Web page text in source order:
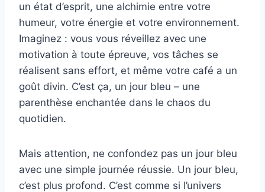
un état d’esprit, une alchimie entre votre
humeur, votre énergie et votre environnement.
Imaginez : vous vous réveillez avec une
motivation à toute épreuve, vos tâches se
réalisent sans effort, et même votre café a un
goût divin. C’est ça, un jour bleu – une
parenthèse enchantée dans le chaos du
quotidien.
Mais attention, ne confondez pas un jour bleu
avec une simple journée réussie. Un jour bleu,
c’est plus profond. C’est comme si l’univers